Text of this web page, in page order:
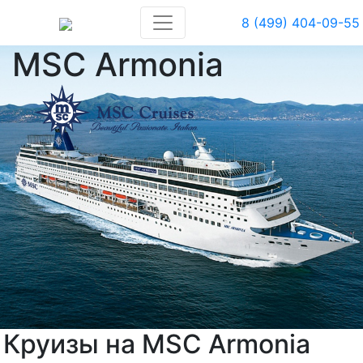
8 (499) 404-09-55
MSC Armonia
Круизы на MSC Armonia